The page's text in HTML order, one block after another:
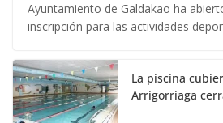
Ayuntamiento de Galdakao ha
inscripción para las actividades
La piscina
Arrigorriaga